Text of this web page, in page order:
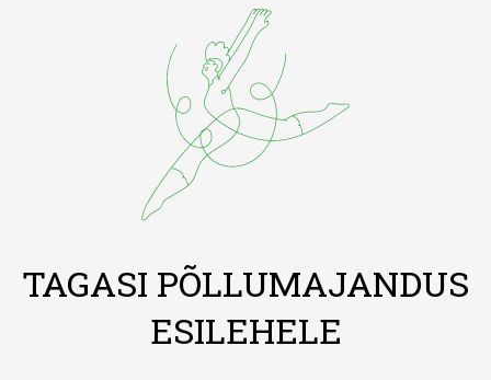
TAGASI PÕLLUMAJANDUS
ESILEHELE